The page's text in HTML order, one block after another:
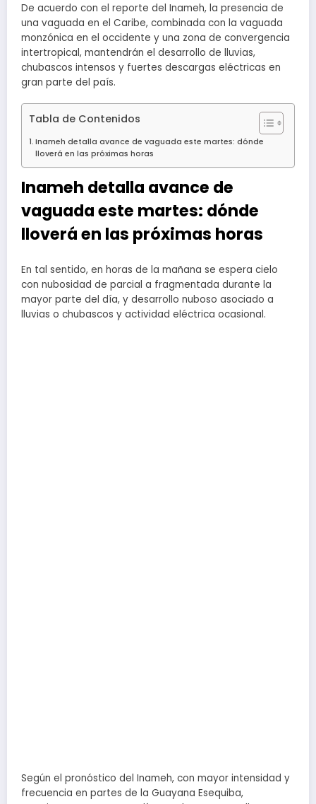
De acuerdo con el reporte del Inameh, la presencia de
una vaguada en el Caribe, combinada con la vaguada
monzónica en el occidente y una zona de convergencia
intertropical, mantendrán el desarrollo de lluvias,
chubascos intensos y fuertes descargas eléctricas en
gran parte del país.
Tabla de Contenidos
Inameh detalla avance de vaguada este martes: dónde
lloverá en las próximas horas
Inameh detalla avance de
vaguada este martes: dónde
lloverá en las próximas horas
En tal sentido, en horas de la mañana se espera cielo
con nubosidad de parcial a fragmentada durante la
mayor parte del día, y desarrollo nuboso asociado a
lluvias o chubascos y actividad eléctrica ocasional.
Según el pronóstico del Inameh, con mayor intensidad y
frecuencia en partes de la Guayana Esequiba,